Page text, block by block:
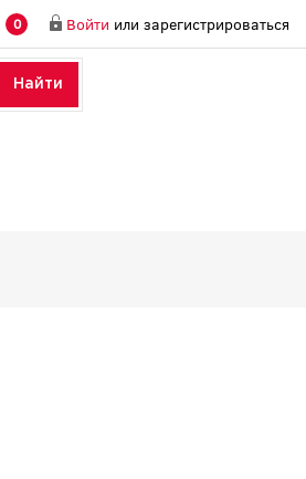
0 Войти или зарегистрироваться
Найти